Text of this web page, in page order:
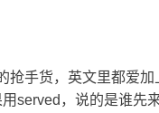
抢手货，英文里都爱
served，说的是谁先